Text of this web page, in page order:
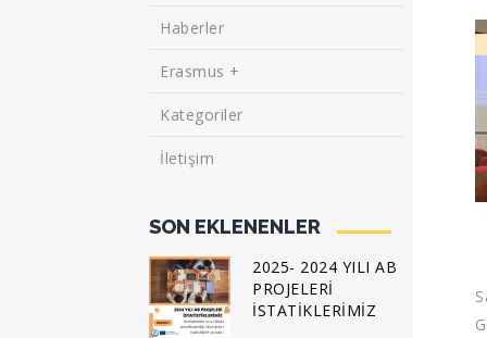
Haberler
Erasmus +
Kategoriler
İletişim
SON EKLENENLER
2025- 2024 YILI AB
PROJELERİ
İSTATİKLERİMİZ